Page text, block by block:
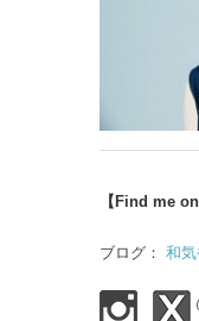
【Find me
ブログ： 和